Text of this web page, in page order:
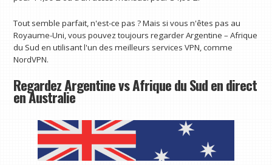
Tout semble parfait, n'est-ce pas ? Mais si vous n'êtes pas au
Royaume-Uni, vous pouvez toujours regarder Argentine – Afrique
du Sud en utilisant l'un des meilleurs services VPN, comme
NordVPN.
Regardez Argentine vs Afrique du Sud en direct
en Australie